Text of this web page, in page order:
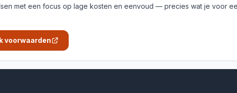
met een focus op lage kosten en eenvoud — precies wat je voor
voorwaarden